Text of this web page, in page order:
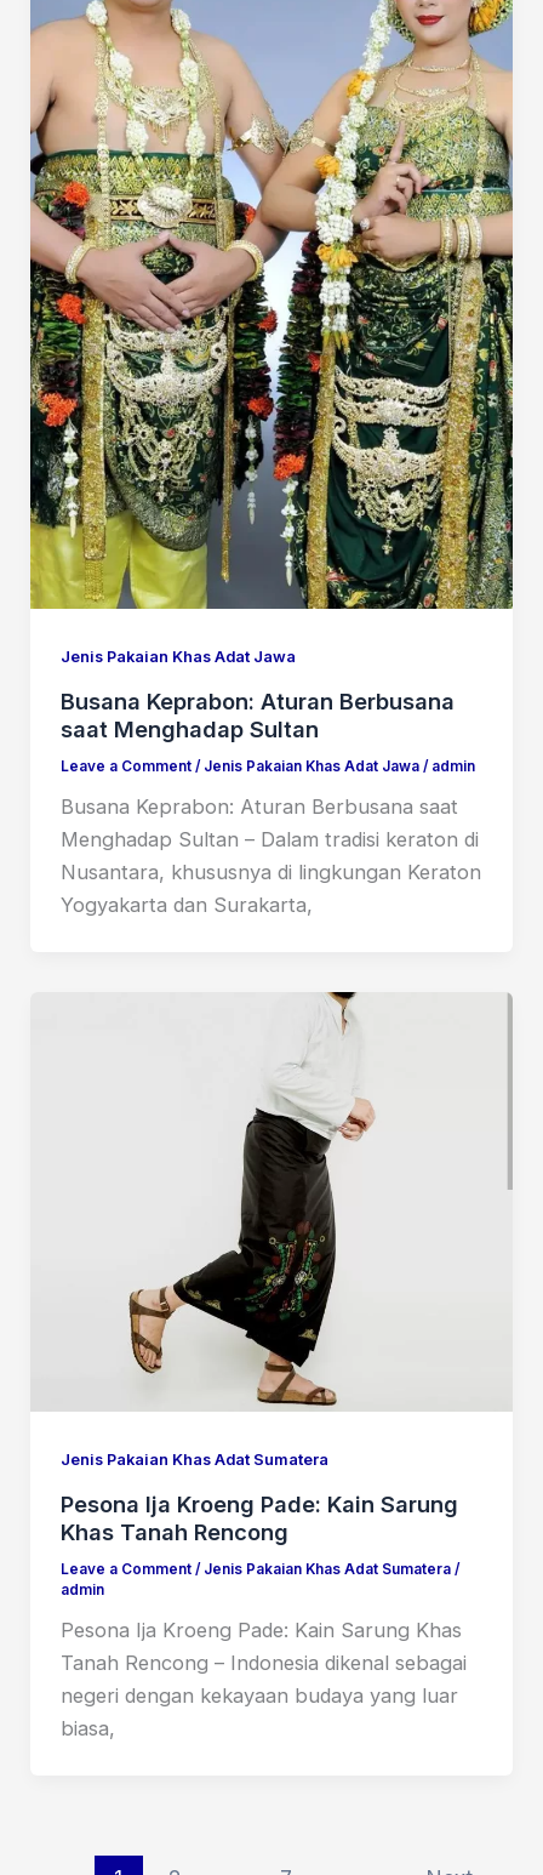
Jenis Pakaian Khas Adat Jawa
Busana Keprabon: Aturan Berbusana
saat Menghadap Sultan
Leave a Comment / Jenis Pakaian Khas Adat Jawa/ admin
Busana Keprabon: Aturan Berbusana saat
Menghadap Sultan – Dalam tradisi keraton di
Nusantara, khususnya di lingkungan Keraton
Yogyakarta dan Surakarta,
Jenis Pakaian Khas Adat Sumatera
Pesona Ija Kroeng Pade: Kain Sarung
Khas Tanah Rencong
Leave a Comment / Jenis Pakaian Khas Adat Sumatera/
admin
Pesona Ija Kroeng Pade: Kain Sarung Khas
Tanah Rencong – Indonesia dikenal sebagai
negeri dengan kekayaan budaya yang luar
biasa,